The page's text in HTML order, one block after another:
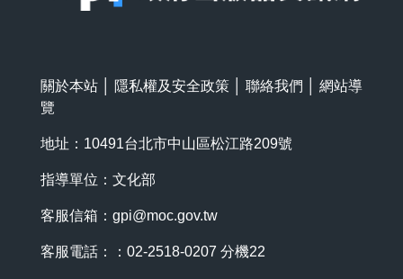
關於本站 隱私權及安全政策 聯絡我們
網站導
覽
地址：10491台北市中山區松江路209號
指導單位：文化部
客服信箱： gpi@moc.gov.tw
客服電話：：02-2518-0207 分機22